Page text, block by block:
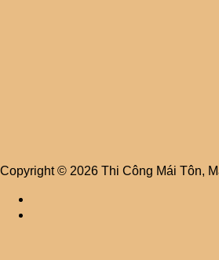
Copyright © 2026 Thi Công Mái Tôn,